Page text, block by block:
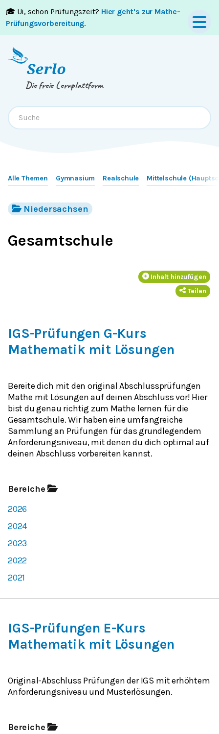
🎓 Ui, schon Prüfungszeit? Hier geht's zur Mathe-
Prüfungsvorbereitung.
Springe zumInhaltoderFooter
Die freie Lernplattform
Alle Themen Gymnasium Realschule Mittelschule
Niedersachsen
Gesamtschule
Inhalt hinzufügen
Teilen
IGS-Prüfungen G-Kurs
Mathematik mit Lösungen
Bereite dich mit den original Abschlussprüfungen
Mathe mit Lösungen auf deinen Abschluss vor! Hier
bist du genau richtig zum Mathe lernen für die
Gesamtschule. Wir haben eine umfangreiche
Sammlung an Prüfungen für das grundlegendem
Anforderungsniveau, mit denen du dich optimal auf
deinen Abschluss vorbereiten kannst.
Bereiche
2026
2024
2023
2022
2021
IGS-Prüfungen E-Kurs
Mathematik mit Lösungen
Original-Abschluss Prüfungen der IGS mit erhöhtem
Anforderungsniveau und Musterlösungen.
Bereiche